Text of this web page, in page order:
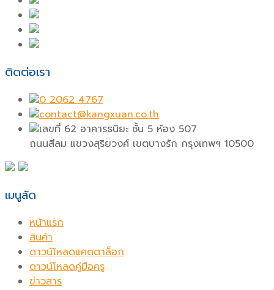
ติดต่อเรา
0 2062 4767
contact@kangxuan.co.th
เลขที่ 62 อาคารธนิยะ ชั้น 5 ห้อง 507
ถนนสีลม แขวงสุริยวงศ์ เขตบางรัก กรุงเทพฯ 10500
เมนูลัด
หน้าแรก
สินค้า
ดาวน์โหลดแคตตาล็อก
ดาวน์โหลดคู่มือครู
ข่าวสาร